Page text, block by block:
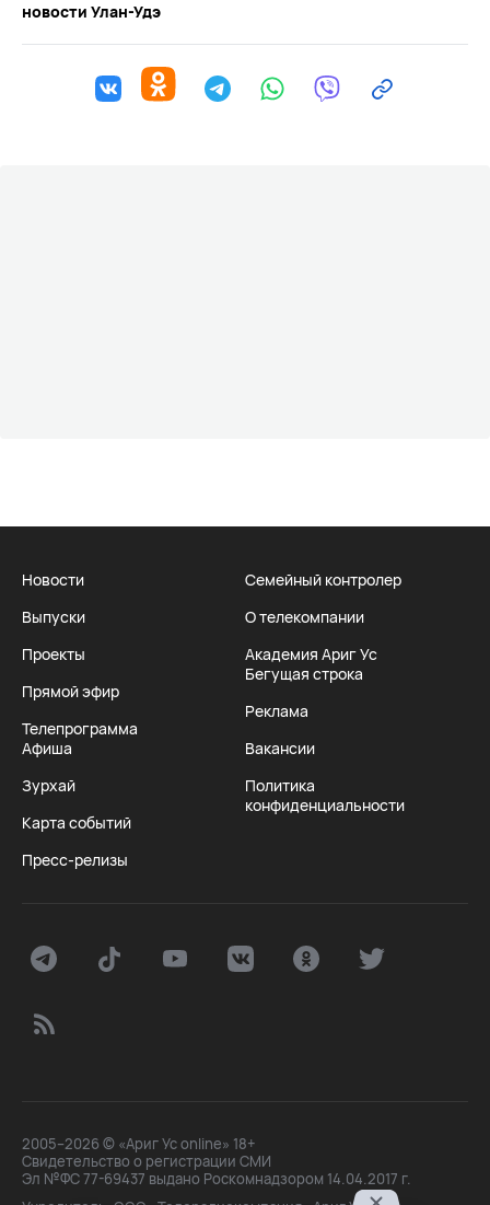
новости Улан-Удэ
Новости
Выпуски
Проекты
Прямой эфир
Телепрограмма
Афиша
Зурхай
Карта событий
Пресс-релизы
Семейный контролер
О телекомпании
Академия Ариг Ус
Бегущая строка
Реклама
Вакансии
Политика
конфиденциальности
2005–2026 © «Ариг Ус online» 18+
Свидетельство о регистрации СМИ
Эл №ФС 77-69437 выдано Роскомнадзором 14.04.2017 г.